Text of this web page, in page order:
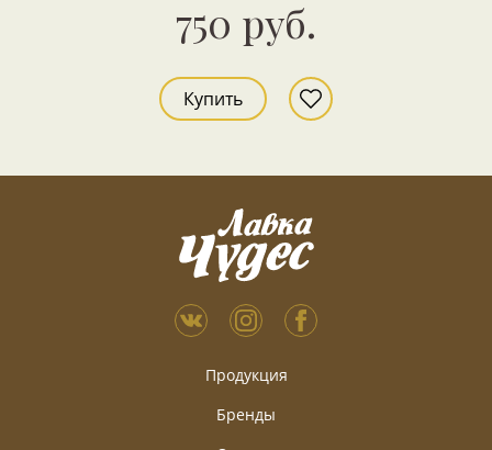
750 руб.
Купить
Продукция
Бренды